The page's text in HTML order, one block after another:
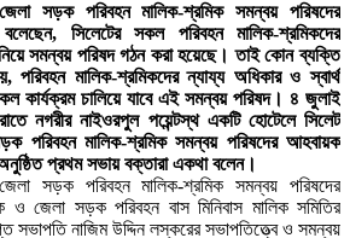
সড়ক পরিবহন মালিক-শ্রমিক সমন্বয় পরিষদের
বলেছেন, সিলেটের সকল পরিবহন মালিক-শ্রমিকদের
সমন্বয় পরিষদ গঠন করা হয়েছে। তাই কোন ব্যক্তি
পরিবহন মালিক-শ্রমিকদের ন্যায্য অধিকার ও স্বার্থ
কার্যক্রম চালিয়ে যাবে এই সমন্বয় পরিষদ। ৪ জুলাই
নগরীর নাইওরপুল পয়েন্টস্থ একটি হোটেলে সিলেট
পরিবহন মালিক-শ্রমিক সমন্বয় পরিষদের আহবায়ক
প্রথম সভায় বক্তারা একথা বলেন।
সড়ক পরিবহন মালিক-শ্রমিক সমন্বয় পরিষদের
ও জেলা সড়ক পরিবহন বাস মিনিবাস মালিক সমিতির
সভাপতি নাজিম উদ্দিন লস্করের সভাপতিত্ত্বে ও সমন্বয়